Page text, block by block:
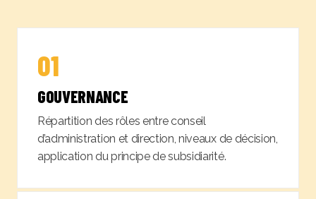
01
GOUVERNANCE
Répartition des rôles entre conseil
d’administration et direction, niveaux de décision,
application du principe de subsidiarité.